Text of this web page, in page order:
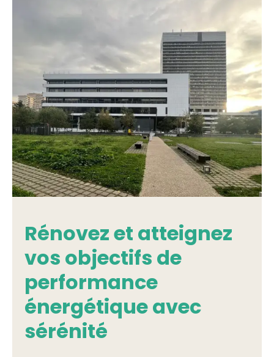
Rénovez et atteignez
vos objectifs de
performance
énergétique avec
sérénité